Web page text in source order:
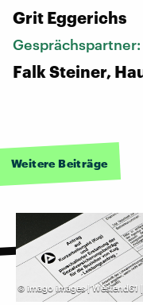
Grit Eggerichs
Gesprächspartner:
Falk Steiner,
Weitere Beiträge
© imago images |